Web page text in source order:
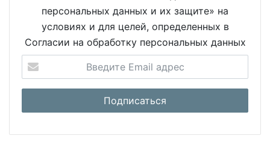
персональных данных и их защите» на
условиях и для целей, определенных в
Согласии на обработку персональных данных